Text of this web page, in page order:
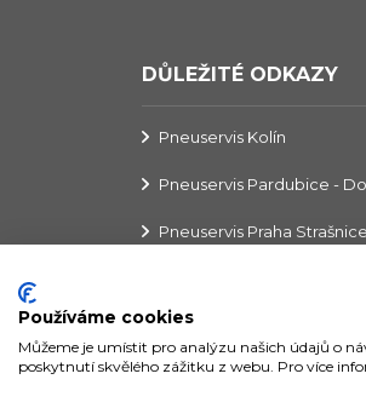
DŮLEŽITÉ ODKAZY
Pneuservis Kolín
Pneuservis Pardubice -
Pneuservis Praha Strašnice
K.A.L.T. Pneu, a.s. ©
Používáme cookies
Můžeme je umístit pro analýzu našich údajů o
poskytnutí skvělého zážitku z webu. Pro více